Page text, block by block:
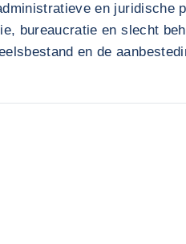
en juridische
bureaucratie en slecht
en de